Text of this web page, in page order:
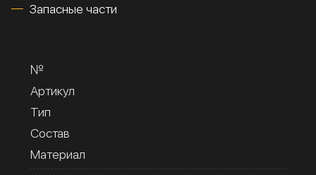
Запасные части
№
Артикул
Тип
Состав
Материал